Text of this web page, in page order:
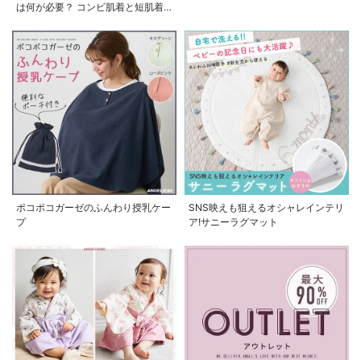
は何が必要？ コンビ肌着と短肌着
ポコポコガーゼのふんわり授乳ケー
プ
SNS映えも狙えるオシャレインテリ
ア!サニーラグマット